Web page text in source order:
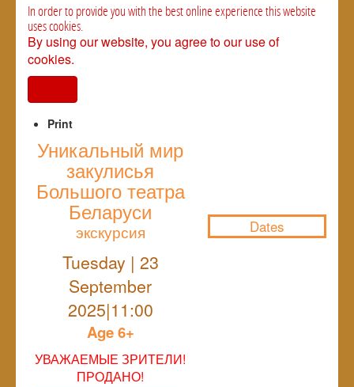
In order to provide you with the best online experience this website
uses cookies.
By using our website, you agree to our use of
cookies.
Print
Уникальный мир
закулисья
Большого театра
Беларуси
экскурсия
Tuesday | 23
September
2025|11:00
Age 6+
УВАЖАЕМЫЕ ЗРИТЕЛИ!
ПРОДАНО!
Dates